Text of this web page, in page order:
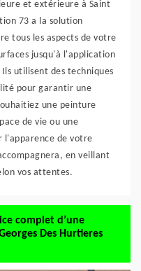
et extérieure à Saint
73 a la solution
tous les aspects de votre
jusqu'à l'application
utilisent des techniques
pour garantir une
une peinture
de vie ou une
l'apparence de votre
en veillant
vos attentes.
complet d’une
Des Hurtieres